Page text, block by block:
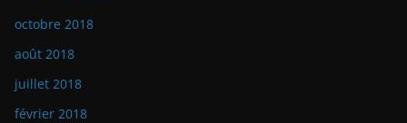
octobre 2018
août 2018
juillet 2018
février 2018